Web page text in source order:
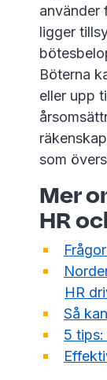
använder
ligger
Böterna
eller upp
som
Mer
HR
HR
Så
5 tips: